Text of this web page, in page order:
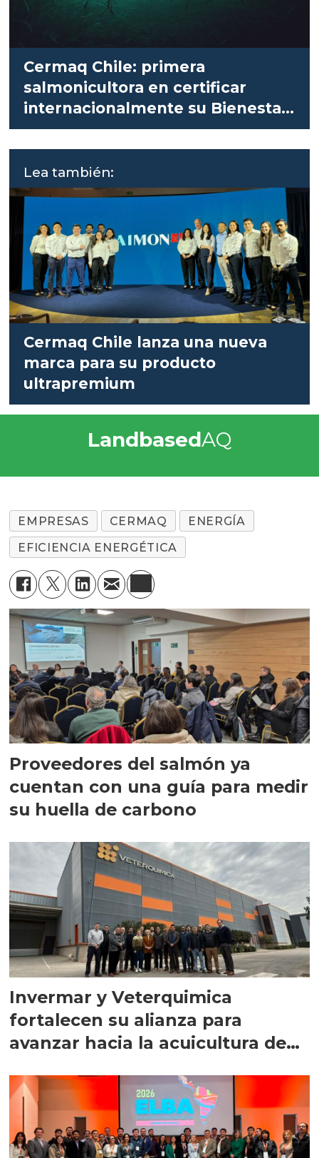
Cermaq Chile: primera
salmonicultora en certificar
internacionalmente su Bienestar
Animal
Lea también:
Cermaq Chile lanza una nueva
marca para su producto
ultrapremium
LandbasedAQ
EMPRESAS CERMAQ
ENERGÍA
EFICIENCIA ENERGÉTICA
Proveedores del salmón ya
cuentan con una guía para medir
su huella de carbono
Invermar y Veterquimica
fortalecen su alianza para
avanzar hacia la acuicultura de